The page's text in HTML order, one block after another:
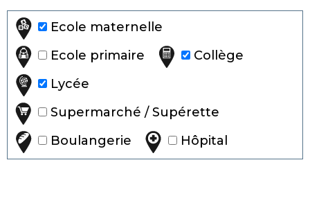
Ecole maternelle
Ecole primaire
Collège
Lycée
Supermarché / Supérette
Boulangerie
Hôpital